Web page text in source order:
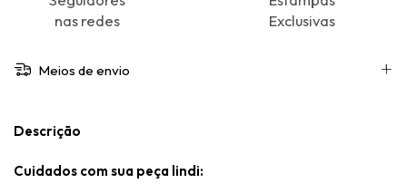
nas redes
Exclusivas
Meios de envio
Descrição
Cuidados com sua peça lindi: